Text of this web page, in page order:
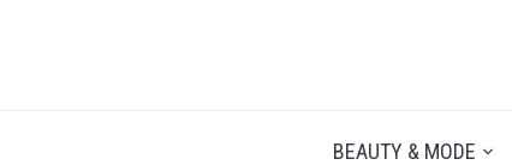
BEAUTY & MODE